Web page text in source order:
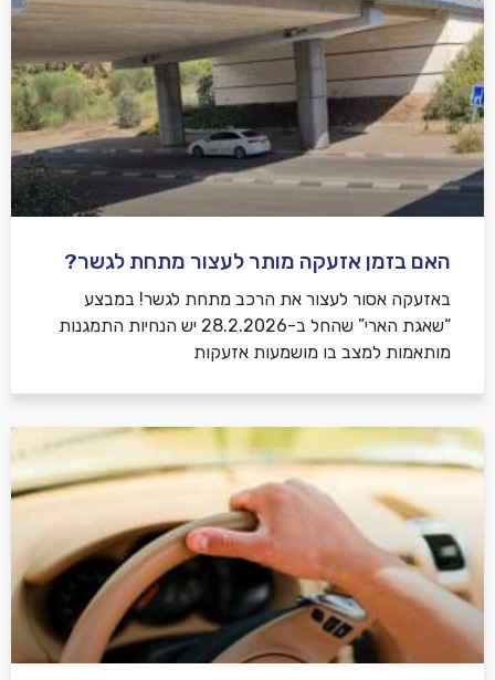
האם בזמן אזעקה מותר לעצור מתחת לגשר?
באזעקה אסור לעצור את הרכב מתחת לגשר! במבצע
“שאגת הארי” שהחל ב-28.2.2026 יש הנחיות התמגנות
מותאמות למצב בו מושמעות אזעקות